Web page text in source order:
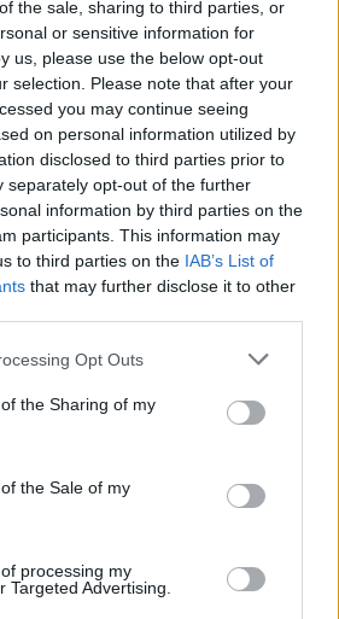
the sale, sharing to third parties, or
or sensitive information for
us, please use the below opt-out
selection. Please note that after your
you may continue seeing
on personal information utilized by
disclosed to third parties prior to
separately opt-out of the further
information by third parties on the
participants. This information may
to third parties on the IAB’s List of
that may further disclose it to other
Opt Outs
the Sharing of my
the Sale of my
processing my
Targeted Advertising.
och svett”